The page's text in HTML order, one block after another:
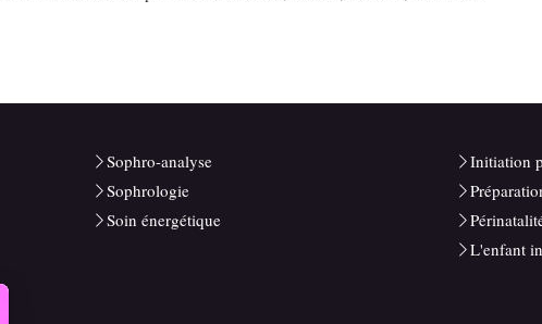
Sophro-analyse
Sophrologie
Soin énergétique
Initiation
L'enfant